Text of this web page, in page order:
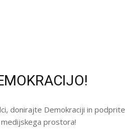
donirajte Demokraciji in podprite
prostora!